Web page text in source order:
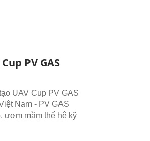
PV GAS
UAV Cup PV GAS
Nam - PV GAS
ươm mầm thế hệ kỹ